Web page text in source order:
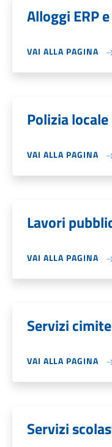
Alloggi ERP
VAI ALLA PAGINA
Polizia locale
VAI ALLA PAGINA
Lavori
VAI ALLA PAGINA
Servizi
VAI ALLA PAGINA
Servizi